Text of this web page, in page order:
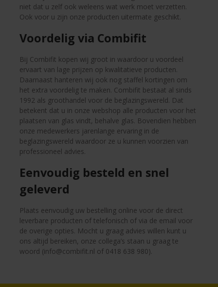
niet dat u zelf ook weleens wat werk moet verzetten.
Ook voor u zijn onze producten uitermate geschikt.
Voordelig via Combifit
Bij Combifit kopen wij groot in waardoor u voordeel
ervaart van lage prijzen op kwalitatieve producten.
Daarnaast hanteren wij ook nog staffel kortingen om
het extra voordelig te maken. Combifit bestaat al sinds
1992 als groothandel voor de beglazingswereld. Dat
betekent dat u in onze webshop alle producten voor het
plaatsen van glas vindt, behalve glas. Bovendien hebben
onze medewerkers jarenlange ervaring in de
beglazingswereld waardoor ze u kunnen voorzien van
professioneel advies.
Eenvoudig besteld en snel
geleverd
Plaats eenvoudig uw bestelling online voor de direct
leverbare producten of telefonisch of via de email voor
de overige opties. Mocht u graag advies willen kunt u
ons altijd bereiken, onze collega’s staan u graag te
woord (info@combifit.nl of 0418 638 980).